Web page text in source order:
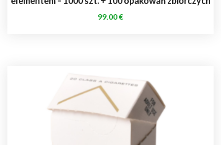
99.00€